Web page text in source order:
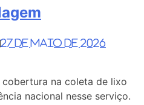
27 de maio de 2026
cobertura na coleta de lixo
nacional nesse serviço.